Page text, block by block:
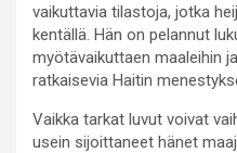
vaikuttavia tilastoja, jotka
kentällä. Hän on pelannut
myötävaikuttaen maaleihin
ratkaisevia Haitin
Vaikka tarkat luvut voivat
usein sijoittaneet hänet